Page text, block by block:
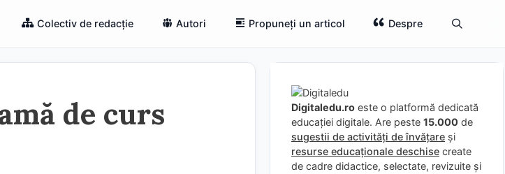
Colectiv de redacție Autori Propuneți un articol Despre
de curs
Digitaledu.ro este o platformă dedicată
educației digitale. Are peste 15.000 de
sugestii de activități de învățare și
resurse educaționale deschise create
de cadre didactice, selectate, revizuite și